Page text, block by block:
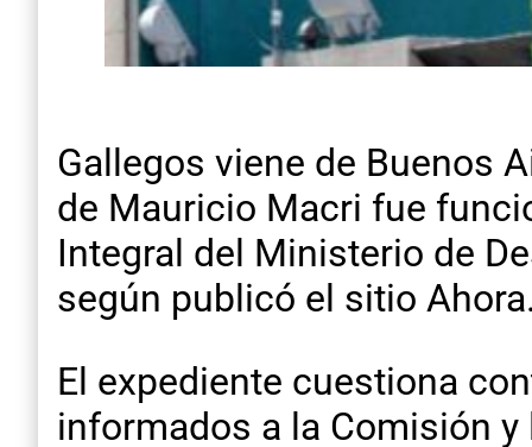
Gallegos viene de Buenos
de Mauricio Macri fue
Integral del Ministerio de
según publicó el sitio
El expediente cuestiona
informados a la Comisión y